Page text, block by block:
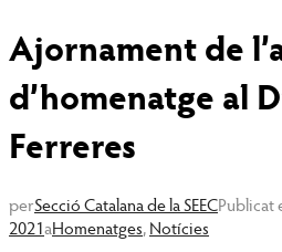
Ajornament de
d’homenatge al
Ferreres
perSecció Catalana de la SEECPublicat
2021aHomenatges,Notícies